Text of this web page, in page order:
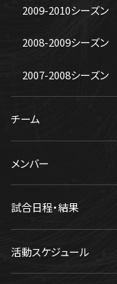
2009-2010シーズン
2008-2009シーズン
2007-2008シーズン
チーム
メンバー
試合日程・結果
活動スケジュール